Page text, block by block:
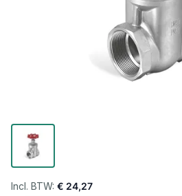
€ 24,27